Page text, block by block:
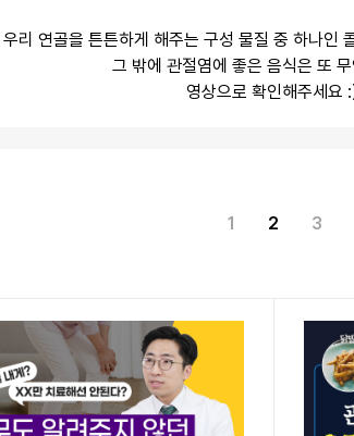
우리 연골을 튼튼하게 해주는 구성 물질 중 하나인
그 밖에 관절염에 좋은 음식은 또 무
영상으로 확인해주세요
1 2 3